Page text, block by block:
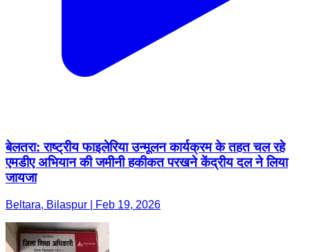
बेलतरा: राष्ट्रीय फाइलेरिया उन्मूलन कार्यक्रम के तहत चल रहे
एमडीए अभियान की जमीनी हकीकत परखने केंद्रीय दल ने लिया
जायजा
Beltara, Bilaspur | Feb 19, 2026